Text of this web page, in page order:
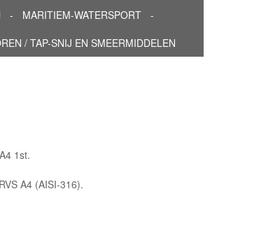
MARITIEM-WATERSPORT
/ TAP-SNIJ EN SMEERMIDDELEN
1st.
A4 (AISI-316).